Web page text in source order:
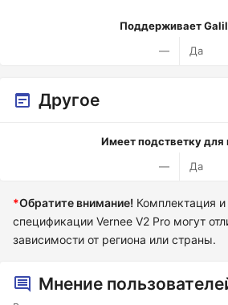
Поддерживает
—
Да
Другое
Имеет подстветку для
—
Да
*Обратите внимание! Комплектация
спецификации Vernee V2 Pro могут
зависимости от региона или страны.
Мнение